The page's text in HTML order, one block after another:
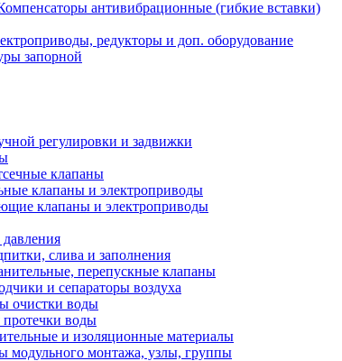
антивибрационные (гибкие вставки)
редукторы и доп. оборудование
запорной
регулировки и задвижки
клапаны
клапаны и электроприводы
клапаны и электроприводы
давления
слива и заполнения
перепускные клапаны
и сепараторы воздуха
очистки воды
воды
и изоляционные материалы
модульного монтажа, узлы, группы